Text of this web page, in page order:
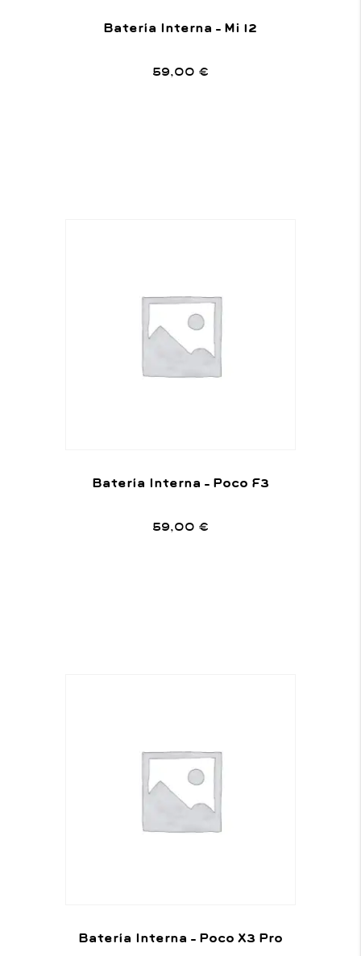
Batería Interna – Mi 12
59,00 €
Batería Interna – Poco F3
59,00 €
Batería Interna – Poco X3 Pro